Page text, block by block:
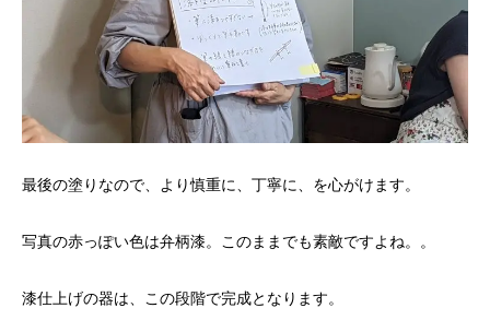
最後の塗りなので、より慎重に、丁寧に、を心がけます。
写真の赤っぽい色は弁柄漆。このままでも素敵ですよね。。
漆仕上げの器は、この段階で完成となります。